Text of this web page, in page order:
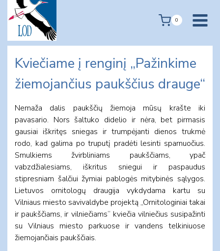
content
0
Kviečiame į renginį „Pažinkime
žiemojančius paukščius drauge“
Nemaža dalis paukščių žiemoja mūsų krašte iki
pavasario. Nors šaltuko didelio ir nėra, bet pirmasis
gausiai iškritęs sniegas ir trumpėjanti dienos trukmė
rodo, kad galima po truputį pradėti lesinti sparnuočius.
Smulkiems žvirbliniams paukščiams, ypač
vabzdžialesiams, iškritus sniegui ir paspaudus
stipresniam šalčiui žymiai pablogės mitybinės sąlygos.
Lietuvos ornitologų draugija vykdydama kartu su
Vilniaus miesto savivaldybe projektą „Ornitologiniai takai
ir paukščiams, ir vilniečiams“ kviečia vilniečius susipažinti
su Vilniaus miesto parkuose ir vandens telkiniuose
žiemojančiais paukščiais.